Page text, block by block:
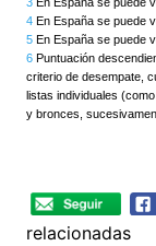
4 En España se puede
5 En España se puede
6 Puntuación
criterio de desempate,
listas individuales
y bronces,
relacionadas